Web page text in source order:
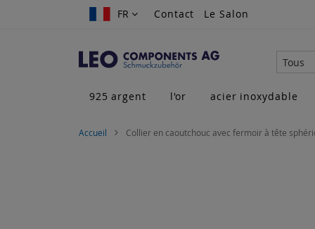
FR
FR Contact Le Salon
Tous
925 argent
l'or acier inoxydable
Accueil Collier en caoutchouc avec fermoir à tête